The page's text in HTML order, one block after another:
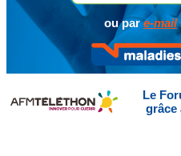
ou pare-mail
Le
grâce